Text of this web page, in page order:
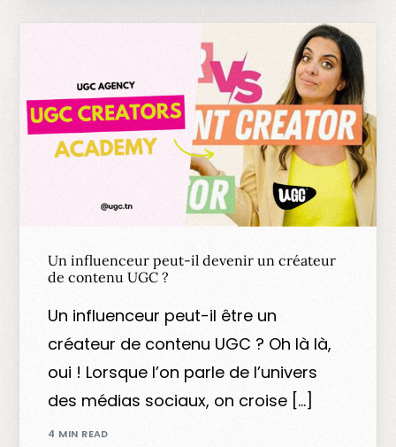
Un influenceur peut-il devenir un créateur
de contenu UGC ?
Un influenceur peut-il être un
créateur de contenu UGC ? Oh là là,
oui ! Lorsque l’on parle de l’univers
des médias sociaux, on croise […]
4 MIN READ